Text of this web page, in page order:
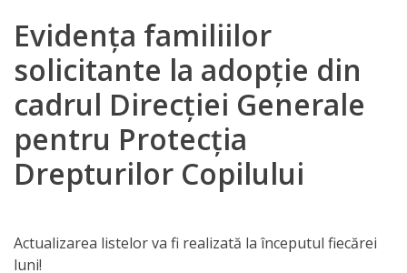
DGPDC
Subdiviziuni/Servicii
Structura
Strategia
audienței
Evidența familiilor
solicitante la adopție din
cadrul Direcției Generale
pentru Protecția
Drepturilor Copilului
Actualizarea listelor va fi realizată la începutul fiecărei
luni!